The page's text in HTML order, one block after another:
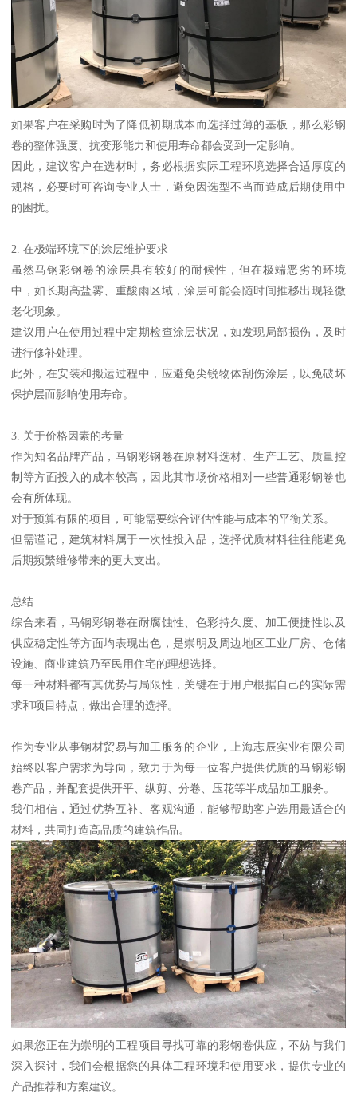
如果客户在采购时为了降低初期成本而选择过薄的基板，那么彩钢
卷的整体强度、抗变形能力和使用寿命都会受到一定影响。
因此，建议客户在选材时，务必根据实际工程环境选择合适厚度的
规格，必要时可咨询专业人士，避免因选型不当而造成后期使用中
的困扰。
2. 在极端环境下的涂层维护要求
虽然马钢彩钢卷的涂层具有较好的耐候性，但在极端恶劣的环境
中，如长期高盐雾、重酸雨区域，涂层可能会随时间推移出现轻微
老化现象。
建议用户在使用过程中定期检查涂层状况，如发现局部损伤，及时
进行修补处理。
此外，在安装和搬运过程中，应避免尖锐物体刮伤涂层，以免破坏
保护层而影响使用寿命。
3. 关于价格因素的考量
作为知名品牌产品，马钢彩钢卷在原材料选材、生产工艺、质量控
制等方面投入的成本较高，因此其市场价格相对一些普通彩钢卷也
会有所体现。
对于预算有限的项目，可能需要综合评估性能与成本的平衡关系。
但需谨记，建筑材料属于一次性投入品，选择优质材料往往能避免
后期频繁维修带来的更大支出。
总结
综合来看，马钢彩钢卷在耐腐蚀性、色彩持久度、加工便捷性以及
供应稳定性等方面均表现出色，是崇明及周边地区工业厂房、仓储
设施、商业建筑乃至民用住宅的理想选择。
每一种材料都有其优势与局限性，关键在于用户根据自己的实际需
求和项目特点，做出合理的选择。
作为专业从事钢材贸易与加工服务的企业，上海志辰实业有限公司
始终以客户需求为导向，致力于为每一位客户提供优质的马钢彩钢
卷产品，并配套提供开平、纵剪、分卷、压花等半成品加工服务。
我们相信，通过优势互补、客观沟通，能够帮助客户选用最适合的
材料，共同打造高品质的建筑作品。
如果您正在为崇明的工程项目寻找可靠的彩钢卷供应，不妨与我们
深入探讨，我们会根据您的具体工程环境和使用要求，提供专业的
产品推荐和方案建议。